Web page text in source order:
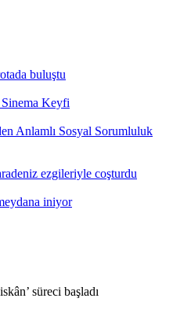
buluştu
Sinema Keyfi
Anlamlı Sosyal Sorumluluk
ezgileriyle coşturdu
iniyor
süreci başladı